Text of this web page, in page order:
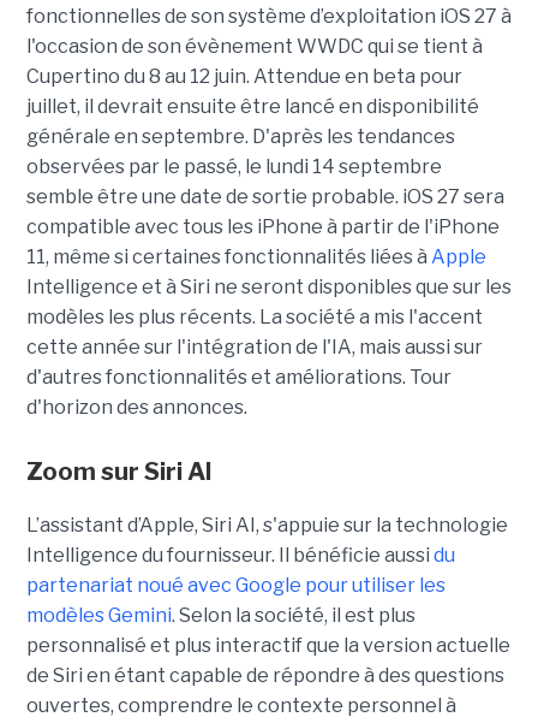
fonctionnelles de son système d’exploitation iOS 27 à
l'occasion de son évènement WWDC qui se tient à
Cupertino du 8 au 12 juin. Attendue en beta pour
juillet, il devrait ensuite être lancé en disponibilité
générale en septembre. D'après les tendances
observées par le passé, le lundi 14 septembre
semble être une date de sortie probable. iOS 27 sera
compatible avec tous les iPhone à partir de l'iPhone
11, même si certaines fonctionnalités liées à Apple
Intelligence et à Siri ne seront disponibles que sur les
modèles les plus récents. La société a mis l'accent
cette année sur l'intégration de l'IA, mais aussi sur
d'autres fonctionnalités et améliorations. Tour
d'horizon des annonces.
Zoom sur Siri AI
L’assistant d’Apple, Siri AI, s'appuie sur la technologie
Intelligence du fournisseur. Il bénéficie aussi du
partenariat noué avec Google pour utiliser les
modèles Gemini. Selon la société, il est plus
personnalisé et plus interactif que la version actuelle
de Siri en étant capable de répondre à des questions
ouvertes, comprendre le contexte personnel à